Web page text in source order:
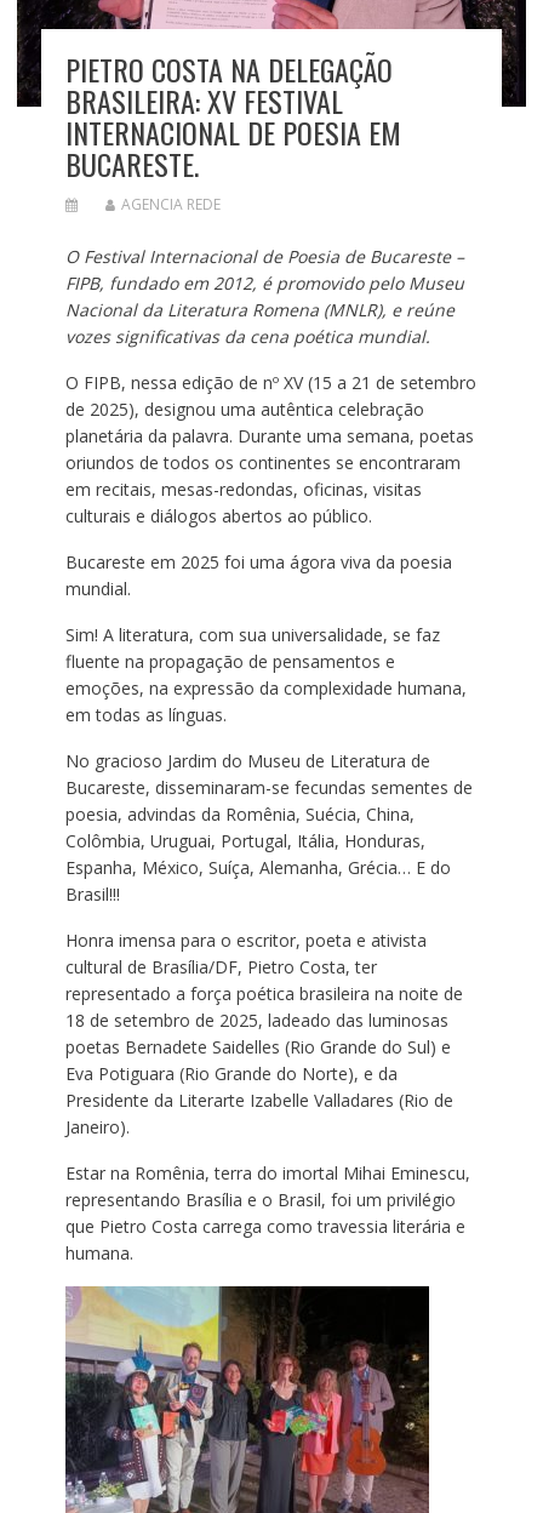
PIETRO COSTA NA DELEGAÇÃO
BRASILEIRA: XV FESTIVAL
INTERNACIONAL DE POESIA EM
BUCARESTE.
AGENCIA REDE
O Festival Internacional de Poesia de Bucareste –
FIPB, fundado em 2012, é promovido pelo Museu
Nacional da Literatura Romena (MNLR), e reúne
vozes significativas da cena poética mundial.
O FIPB, nessa edição de nº XV (15 a 21 de setembro
de 2025), designou uma autêntica celebração
planetária da palavra. Durante uma semana, poetas
oriundos de todos os continentes se encontraram
em recitais, mesas-redondas, oficinas, visitas
culturais e diálogos abertos ao público.
Bucareste em 2025 foi uma ágora viva da poesia
mundial.
Sim! A literatura, com sua universalidade, se faz
fluente na propagação de pensamentos e
emoções, na expressão da complexidade humana,
em todas as línguas.
No gracioso Jardim do Museu de Literatura de
Bucareste, disseminaram-se fecundas sementes de
poesia, advindas da Romênia, Suécia, China,
Colômbia, Uruguai, Portugal, Itália, Honduras,
Espanha, México, Suíça, Alemanha, Grécia… E do
Brasil!!!
Honra imensa para o escritor, poeta e ativista
cultural de Brasília/DF, Pietro Costa, ter
representado a força poética brasileira na noite de
18 de setembro de 2025, ladeado das luminosas
poetas Bernadete Saidelles (Rio Grande do Sul) e
Eva Potiguara (Rio Grande do Norte), e da
Presidente da Literarte Izabelle Valladares (Rio de
Janeiro).
Estar na Romênia, terra do imortal Mihai Eminescu,
representando Brasília e o Brasil, foi um privilégio
que Pietro Costa carrega como travessia literária e
humana.